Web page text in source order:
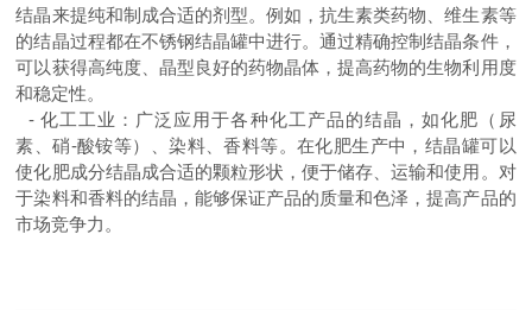
结晶来提纯和制成合适的剂型。例如，抗生素类药物、维生素等
的结晶过程都在不锈钢结晶罐中进行。通过精确控制结晶条件，
可以获得高纯度、晶型良好的药物晶体，提高药物的生物利用度
和稳定性。
- 化工工业：广泛应用于各种化工产品的结晶，如化肥（尿
素、硝-酸铵等）、染料、香料等。在化肥生产中，结晶罐可以
使化肥成分结晶成合适的颗粒形状，便于储存、运输和使用。对
于染料和香料的结晶，能够保证产品的质量和色泽，提高产品的
市场竞争力。